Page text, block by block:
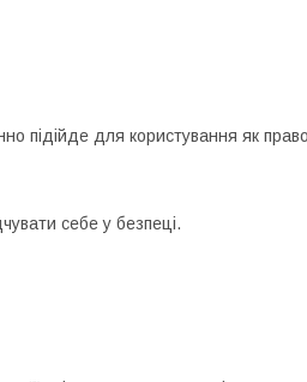
підійде для користування як
себе у безпеці.